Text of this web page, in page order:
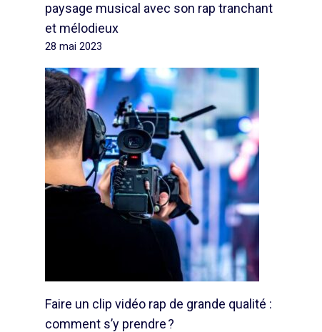
paysage musical avec son rap tranchant
et mélodieux
28 mai 2023
Faire un clip vidéo rap de grande qualité :
comment s’y prendre ?